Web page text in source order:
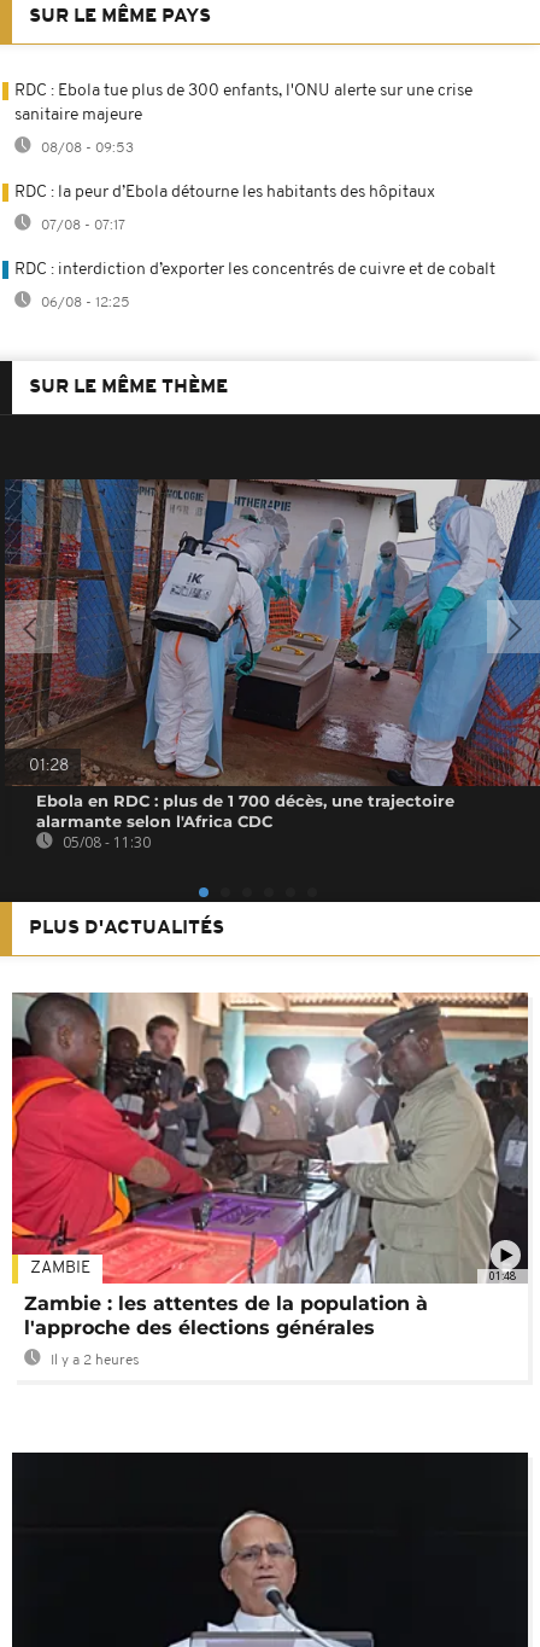
SUR LE MÊME PAYS
RDC : Ebola tue plus de 300 enfants, l'ONU alerte sur une crise
sanitaire majeure
08/08 - 09:53
RDC : la peur d’Ebola détourne les habitants des hôpitaux
07/08 - 07:17
RDC : interdiction d’exporter les concentrés de cuivre et de cobalt
06/08 - 12:25
SUR LE MÊME THÈME
01:28
Ebola en RDC : plus de 1 700 décès, une trajectoire
alarmante selon l'Africa CDC
05/08 - 11:30
PLUS D'ACTUALITÉS
01:48
ZAMBIE
Zambie : les attentes de la population à
l'approche des élections générales
Il y a 2 heures